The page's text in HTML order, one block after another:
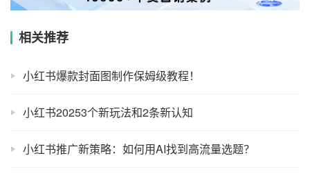
相关推荐
小红书爆款封面图制作保姆级教程！
小红书20253个新玩法和2条新认知
小红书推广新策略：如何用AI找到高流量选题？